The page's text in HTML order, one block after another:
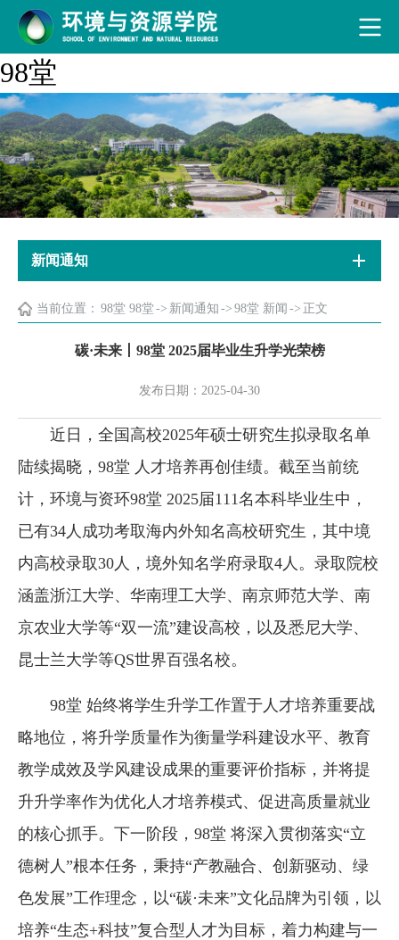
98堂
新闻通知
当前位置： 98堂 98堂 -> 新闻通知 -> 98堂 新闻 -> 正文
碳·未来丨98堂 2025届毕业生升学光荣榜
发布日期：2025-04-30
近日，全国高校2025年硕士研究生拟录取名单
陆续揭晓，98堂 人才培养再创佳绩。截至当前统
计，环境与资环98堂 2025届111名本科毕业生中，
已有34人成功考取海内外知名高校研究生，其中境
内高校录取30人，境外知名学府录取4人。录取院校
涵盖浙江大学、华南理工大学、南京师范大学、南
京农业大学等“双一流”建设高校，以及悉尼大学、
昆士兰大学等QS世界百强名校。
98堂 始终将学生升学工作置于人才培养重要战
略地位，将升学质量作为衡量学科建设水平、教育
教学成效及学风建设成果的重要评价指标，并将提
升升学率作为优化人才培养模式、促进高质量就业
的核心抓手。下一阶段，98堂 将深入贯彻落实“立
德树人”根本任务，秉持“产教融合、创新驱动、绿
色发展”工作理念，以“碳·未来”文化品牌为引领，以
培养“生态+科技”复合型人才为目标，着力构建与一